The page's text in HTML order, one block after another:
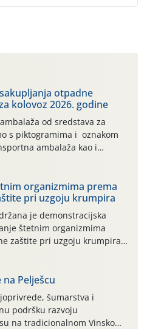
otpadne
kolovoz 2026. godine
od sredstava za
s piktogramima i oznakom
ambalaža kao i
koji nisu sredstva za zaštitu
gnojiva,) se ne
besplatni povrat
tvrtki: AGROCHEM-MAKS,
(PINUS […]
organizmima prema
pri uzgoju krumpira
je demonstracijska
štetnim organizmima
zaštite pri uzgoju krumpira"
kraj naselja Belica (ARKOD
dio Međimurske županije).
Pelješcu
šumarstva i
podršku razvoju
na tradicionalnom Vinskom